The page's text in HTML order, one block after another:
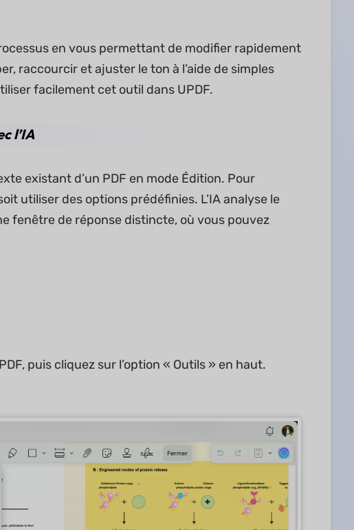
en vous permettant de modifier rapidement
raccourcir et ajuster le ton à l’aide de simples
facilement cet outil dans UPDF.
l’IA
existant d’un PDF en mode Édition. Pour
utiliser des options prédéfinies. L’IA analyse le
fenêtre de réponse distincte, où vous pouvez
puis cliquez sur l’option « Outils » en haut.